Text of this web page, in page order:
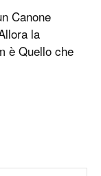
Canone
la
è Quello che